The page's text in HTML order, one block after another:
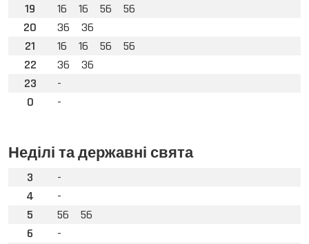
19
16 16 56
56
20
36
36
21
16 16 56
56
22
36
36
23
-
0
-
Неділі та державні свята
3
-
4
-
5
56
56
6
-